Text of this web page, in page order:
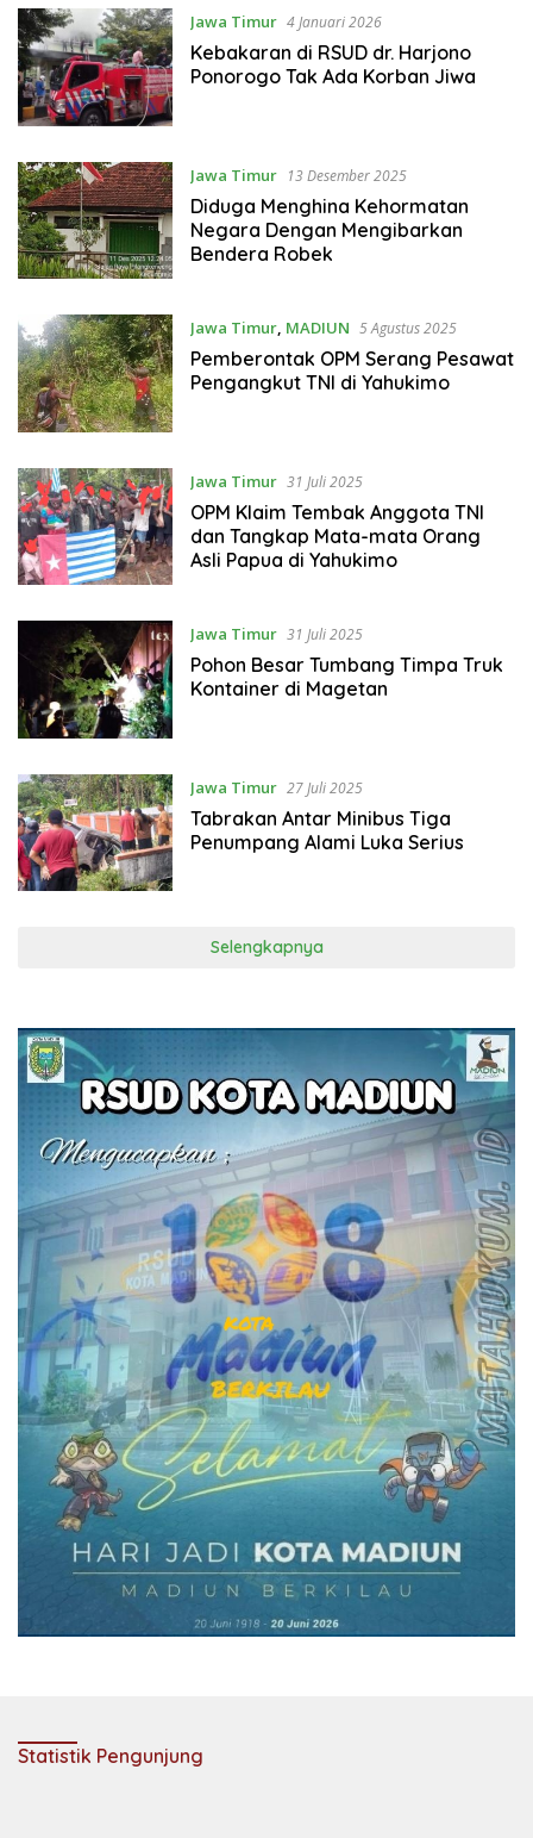
Jawa Timur 4 Januari 2026
Kebakaran di RSUD dr. Harjono
Ponorogo Tak Ada Korban Jiwa
Jawa Timur 13 Desember 2025
Diduga Menghina Kehormatan
Negara Dengan Mengibarkan
Bendera Robek
Jawa Timur, MADIUN 5 Agustus 2025
Pemberontak OPM Serang Pesawat
Pengangkut TNI di Yahukimo
Jawa Timur 31 Juli 2025
OPM Klaim Tembak Anggota TNI
dan Tangkap Mata-mata Orang
Asli Papua di Yahukimo
Jawa Timur 31 Juli 2025
Pohon Besar Tumbang Timpa Truk
Kontainer di Magetan
Jawa Timur 27 Juli 2025
Tabrakan Antar Minibus Tiga
Penumpang Alami Luka Serius
Selengkapnya
Statistik Pengunjung